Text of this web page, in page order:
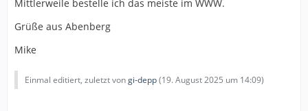
Mittlerweile bestelle ich das meiste im WWW.
Grüße aus Abenberg
Mike
Einmal editiert, zuletzt vongi-depp(19. August 2025 um 14:09)